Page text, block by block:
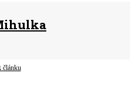
článku